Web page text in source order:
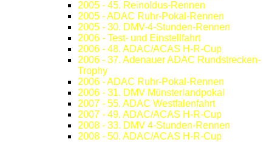
2005 - 45. Reinoldus-Rennen
2005 - ADAC Ruhr-Pokal-Rennen
2005 - 30. DMV-4-Stunden-Rennen
2006 - Test- und Einstellfahrt
2006 - 48. ADAC/ACAS H-R-Cup
2006 - 37. Adenauer ADAC Rundstrecken-
Trophy
2006 - ADAC Ruhr-Pokal-Rennen
2006 - 31. DMV Münsterlandpokal
2007 - 55. ADAC Westfalenfahrt
2007 - 49. ADAC/ACAS H-R-Cup
2008 - 33. DMV 4-Stunden-Rennen
2008 - 50. ADAC/ACAS H-R-Cup